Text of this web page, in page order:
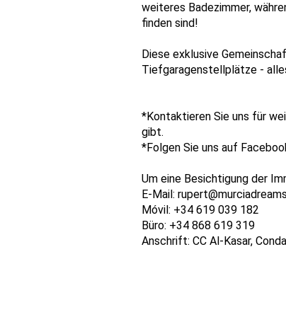
weiteres Badezimmer,
finden sind!
Diese exklusive
Tiefgaragenstellplätze -
*Kontaktieren Sie uns für
gibt.
*Folgen Sie uns auf
Um eine Besichtigung der
E-Mail:
Móvil: +34 619 039 182
Büro: +34 868 619 319
Anschrift: CC Al-Kasar,